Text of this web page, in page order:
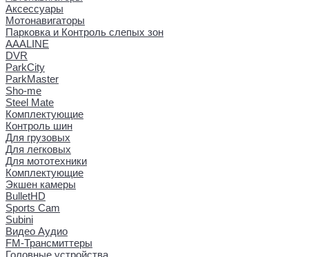
Аксессуары
Мотонавигаторы
Парковка и Контроль слепых зон
AAALINE
DVR
ParkCity
ParkMaster
Sho-me
Steel Mate
Комплектующие
Контроль шин
Для грузовых
Для легковых
Для мототехники
Комплектующие
Экшен камеры
BulletHD
Sports Cam
Subini
Видео Аудио
FM-Трансмиттеры
Головные устройства